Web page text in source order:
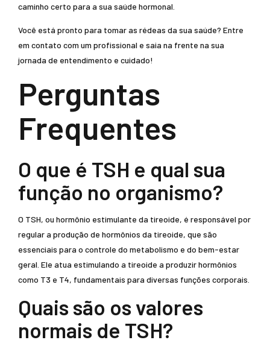
caminho certo para a sua saúde hormonal.
Você está pronto para tomar as rédeas da sua saúde? Entre
em contato com um profissional e saia na frente na sua
jornada de entendimento e cuidado!
Perguntas
Frequentes
O que é TSH e qual sua
função no organismo?
O TSH, ou hormônio estimulante da tireoide, é responsável por
regular a produção de hormônios da tireoide, que são
essenciais para o controle do metabolismo e do bem-estar
geral. Ele atua estimulando a tireoide a produzir hormônios
como T3 e T4, fundamentais para diversas funções corporais.
Quais são os valores
normais de TSH?